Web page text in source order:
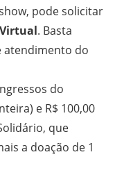
pode solicitar
. Basta
atendimento do
do
e R$ 100,00
que
a doação de 1